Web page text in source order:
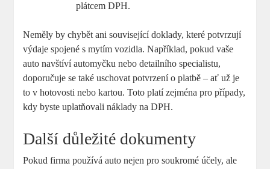
plátcem DPH.
Neměly by chybět ani související doklady, které potvrzují
výdaje spojené s mytím vozidla. Například, pokud vaše
auto navštíví automyčku nebo detailního specialistu,
doporučuje se také uschovat potvrzení o platbě – ať už je
to v hotovosti nebo kartou. Toto platí zejména pro případy,
kdy byste uplatňovali náklady na DPH.
Další důležité dokumenty
Pokud firma používá auto nejen pro soukromé účely, ale